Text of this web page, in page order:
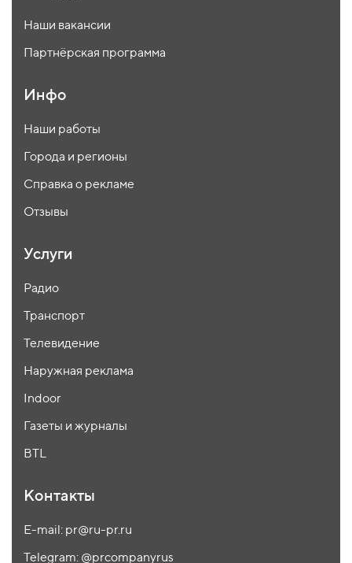
Наши вакансии
Партнёрская программа
Инфо
Наши работы
Города и регионы
Справка о рекламе
Отзывы
Услуги
Радио
Транспорт
Телевидение
Наружная реклама
Indoor
Газеты и журналы
BTL
Контакты
E-mail: pr@ru-pr.ru
Telegram: @prcompanyrus